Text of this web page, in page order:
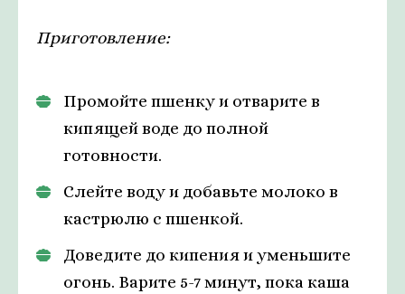
Приготовление:
Промойте пшенку и отварите в
кипящей воде до полной
готовности.
Слейте воду и добавьте молоко в
кастрюлю с пшенкой.
Доведите до кипения и уменьшите
огонь. Варите 5-7 минут, пока каша